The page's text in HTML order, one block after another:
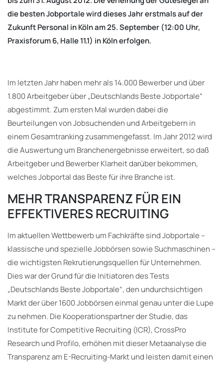
die besten Jobportale wird dieses Jahr erstmals auf der
Zukunft Personal in Köln am 25. September (12:00 Uhr,
Praxisforum 6, Halle 11.1) in Köln erfolgen.
Im letzten Jahr haben mehr als 14.000 Bewerber und über
1.800 Arbeitgeber über „Deutschlands Beste Jobportale“
abgestimmt. Zum ersten Mal wurden dabei die
Beurteilungen von Jobsuchenden und Arbeitgebern in
einem Gesamtranking zusammengefasst. Im Jahr 2012 wird
die Auswertung um Branchenergebnisse erweitert, so daß
Arbeitgeber und Bewerber Klarheit darüber bekommen,
welches Jobportal das Beste für ihre Branche ist.
MEHR TRANSPARENZ FÜR EIN
EFFEKTIVERES RECRUITING
Im aktuellen Wettbewerb um Fachkräfte sind Jobportale –
klassische und spezielle Jobbörsen sowie Suchmaschinen –
die wichtigsten Rekrutierungsquellen für Unternehmen.
Dies war der Grund für die Initiatoren des Tests
„Deutschlands Beste Jobportale“, den undurchsichtigen
Markt der über 1600 Jobbörsen einmal genau unter die Lupe
zu nehmen. Die Kooperationspartner der Studie, das
Institute for Competitive Recruiting (ICR), CrossPro
Research und Profilo, erhöhen mit dieser Metaanalyse die
Transparenz am E-Recruiting-Markt und leisten damit einen